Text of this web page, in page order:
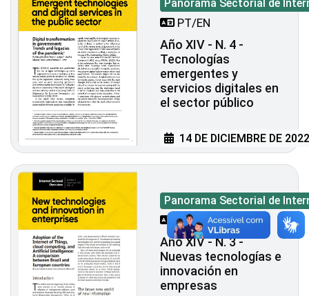
Panorama Sectorial de
PT/EN
Año XIV - N. 4 -
Tecnologías
emergentes y
servicios digitales en
el sector público
14 DE DICIEMBRE DE
Panorama Sectorial de
PT/EN
Año XIV - N. 3 -
Nuevas tecnologías e
innovación en
empresas